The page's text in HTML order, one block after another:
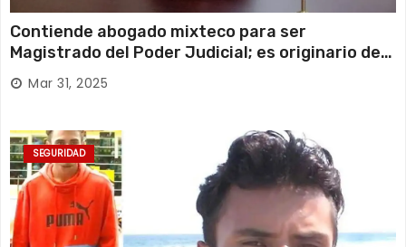
Contiende abogado mixteco para ser
Magistrado del Poder Judicial; es originario de
Huajuapan de León
Mar 31, 2025
SEGURIDAD